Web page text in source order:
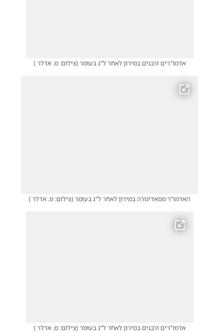
אדמו"רים ורבנים במירון לאחר ל"ג בעומר(צילום: מ. אדלר )
האדמו"ר מסאדיגורה במירון לאחר ל"ג בעומר(צילום: מ. אדלר )
אדמו"רים ורבנים במירון לאחר ל"ג בעומר(צילום: מ. אדלר )